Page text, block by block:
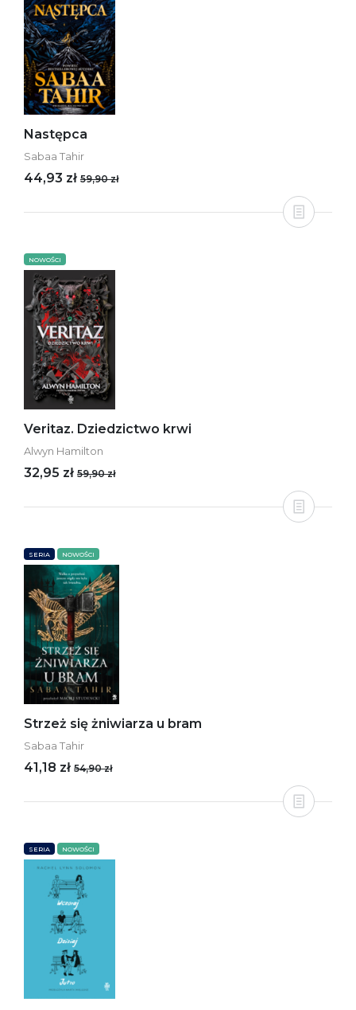
Następca
Sabaa Tahir
44,93 zł 59,90 zł
NOWOŚCI
Veritaz. Dziedzictwo krwi
Alwyn Hamilton
32,95 zł 59,90 zł
SERIA NOWOŚCI
Strzeż się żniwiarza u bram
Sabaa Tahir
41,18 zł 54,90 zł
SERIA NOWOŚCI